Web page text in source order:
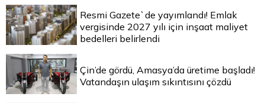
Resmi Gazete`de yayımlandı! Emlak
vergisinde 2027 yılı için inşaat maliyet
bedelleri belirlendi
Çin’de gördü, Amasya’da üretime başladı!
Vatandaşın ulaşım sıkıntısını çözdü